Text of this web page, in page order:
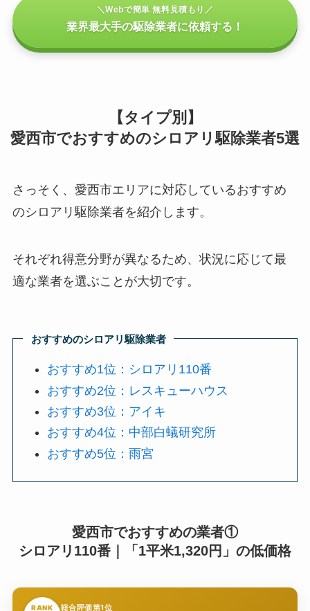
＼Webで簡単 無料見積もり／
業界最大手の駆除業者に依頼する！
【タイプ別】
愛西市でおすすめのシロアリ駆除業者5選
さっそく、愛西市エリアに対応しているおすすめ
のシロアリ駆除業者を紹介します。
それぞれ得意分野が異なるため、状況に応じて最
適な業者を選ぶことが大切です。
おすすめのシロアリ駆除業者
おすすめ1位：シロアリ110番
おすすめ2位：レスキューハウス
おすすめ3位：アイキ
おすすめ4位：中部白蟻研究所
おすすめ5位：雨宮
愛西市でおすすめの業者①
シロアリ110番｜「1平米1,320円」の低価格
RANK 総合評価第1位